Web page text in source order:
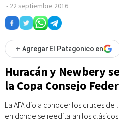
- 22 septiembre 2016
+ Agregar El Patagonico en
Huracán y Newbery
la Copa Consejo
La AFA dio a conocer los cruces de
en donde se reeditaran los